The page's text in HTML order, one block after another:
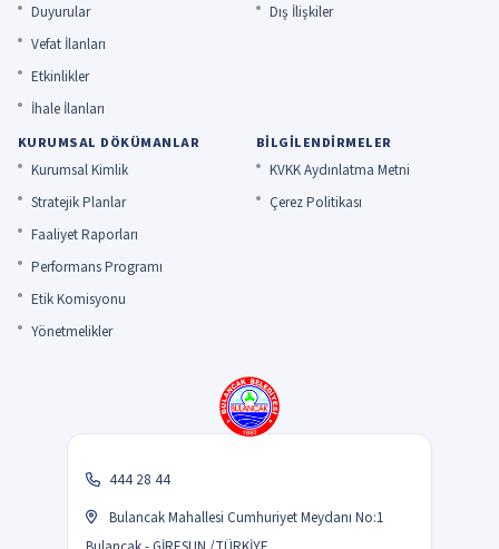
Duyurular
Vefat İlanları
Etkinlikler
İhale İlanları
Dış İlişkiler
KURUMSAL DÖKÜMANLAR
Kurumsal Kimlik
Stratejik Planlar
Faaliyet Raporları
Performans Programı
Etik Komisyonu
Yönetmelikler
BILGILENDIRMELER
KVKK Aydınlatma Metni
Çerez Politikası
444 28 44
Bulancak Mahallesi Cumhuriyet Meydanı No:1